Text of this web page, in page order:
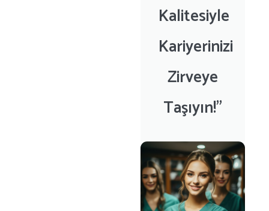
Kalitesiyle
Kariyerinizi
Zirveye
Taşıyın!”